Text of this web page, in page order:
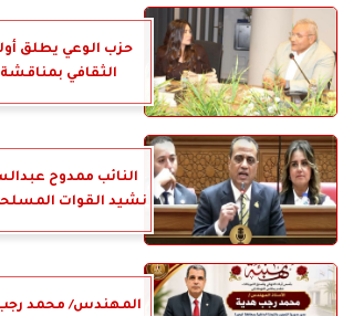
حزب الوعي يطلق
الثقافي
النائب ممدوح
نشيد القوات
المهندس/ محمد رجب